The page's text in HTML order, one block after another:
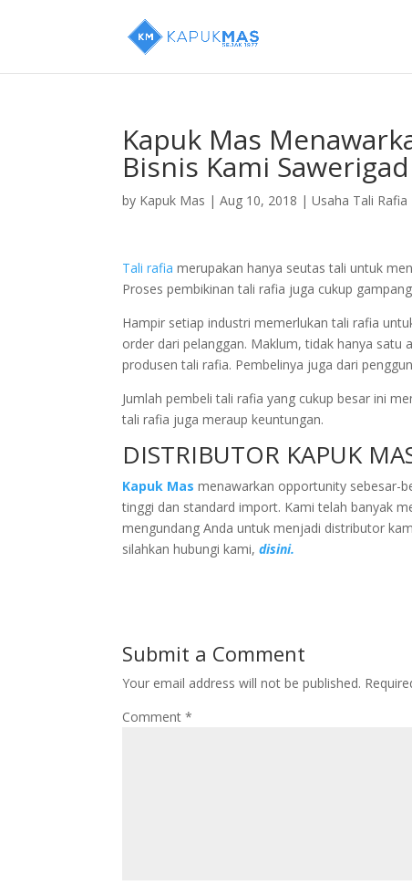
Kapuk Mas
Bisnis Kami
by Kapuk Mas |Aug 10, 2018 |Usaha Tali Rafia
Tali rafia merupakan hanya seutas tali untuk
Proses pembikinan tali rafia juga cukup
Hampir setiap industri memerlukan tali rafia
order dari pelanggan. Maklum, tidak hanya satu
produsen tali rafia. Pembelinya juga dari
Jumlah pembeli tali rafia yang cukup besar ini
tali rafia juga meraup keuntungan.
DISTRIBUTOR KAPUK
Kapuk Mas menawarkan opportunity sebesar-
tinggi dan standard import. Kami telah banyak
mengundang Anda untuk menjadi distributor
silahkan hubungi kami,disini.
Submit a Comment
Your email address will not be published.
Comment*